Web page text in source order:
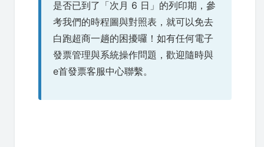
是否已到了「次月 6 日」的列印期，參
考我們的時程圖與對照表，就可以免去
白跑超商一趟的困擾囉！如有任何電子
發票管理與系統操作問題，歡迎隨時與
e首發票客服中心聯繫。